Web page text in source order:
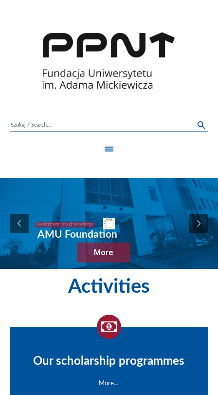
Development through knowledge
AMU Foundation
More
Activities
Our scholarship programmes
More…